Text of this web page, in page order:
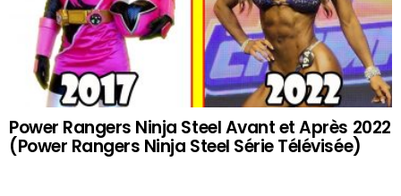
Power Rangers Ninja Steel Avant et Après 2022
(Power Rangers Ninja Steel Série Télévisée)